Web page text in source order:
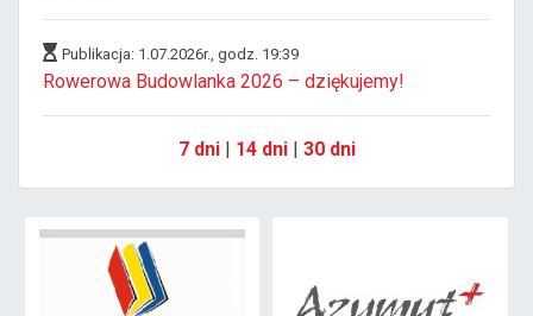
Publikacja: 1.07.2026r., godz. 19:39
Rowerowa Budowlanka 2026 – dziękujemy!
7 dni| 14 dni| 30 dni